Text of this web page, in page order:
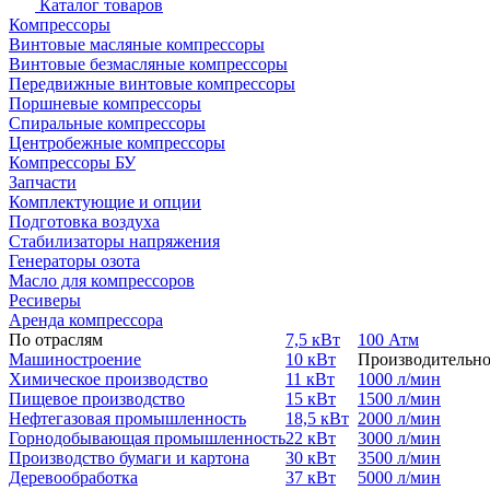
Каталог товаров
Компрессоры
Винтовые масляные компрессоры
Винтовые безмасляные компрессоры
Передвижные винтовые компрессоры
Поршневые компрессоры
Спиральные компрессоры
Центробежные компрессоры
Компрессоры БУ
Запчасти
Комплектующие и опции
Подготовка воздуха
Стабилизаторы напряжения
Генераторы озота
Масло для компрессоров
Ресиверы
Аренда компрессора
По отраслям
Машиностроение
Химическое производство
Пищевое производство
Нефтегазовая промышленность
Горнодобывающая промышленность
Производство бумаги и картона
Деревообработка
7,5 кВт
10 кВт
11 кВт
15 кВт
18,5 кВт
22 кВт
30 кВт
37 кВт
100 Атм
1000 л/мин
1500 л/мин
2000 л/мин
3000 л/мин
3500 л/мин
5000 л/мин